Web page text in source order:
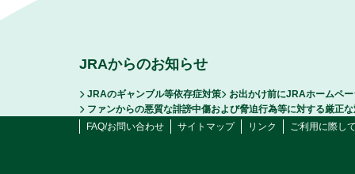
JRAからのお知らせ
JRAのギャンブル等依存症対策
お出かけ前にJRAホームペ
ファンからの悪質な誹謗中傷および脅迫行為等に対する厳正
FAQ/お問い合わせ
サイトマップ リンク ご利用に際し